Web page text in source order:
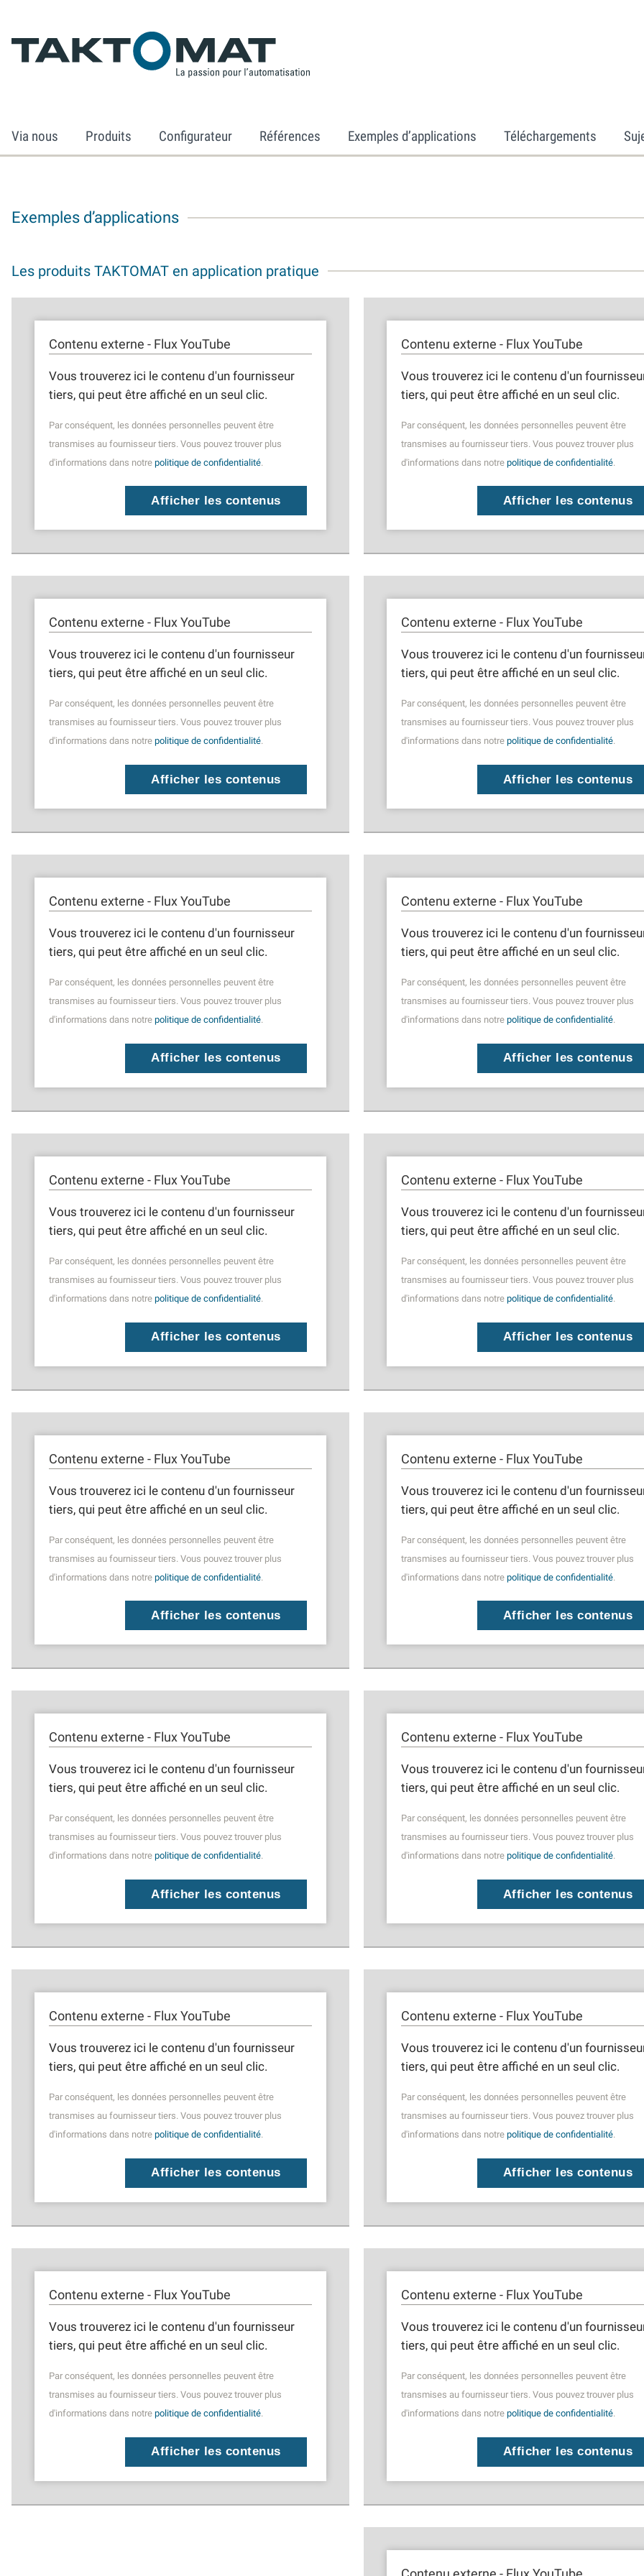
Via nous Produits Configurateur Références Exemples d’applications Téléchargements
Exemples d’applications
Les produits TAKTOMAT en application pratique
Contenu externe - Flux YouTube
Vous trouverez ici le contenu d'un fournisseur
tiers, qui peut être affiché en un seul clic.
Par conséquent, les données personnelles peuvent être
transmises au fournisseur tiers. Vous pouvez trouver plus
d'informations dans notre politique de confidentialité.
Afficher les contenus
Contenu externe - Flux YouTube
Vous trouverez ici le contenu d'un fournisseur
tiers, qui peut être affiché en un seul clic.
Par conséquent, les données personnelles peuvent être
transmises au fournisseur tiers. Vous pouvez trouver plus
d'informations dans notre politique de confidentialité.
Afficher les contenus
Contenu externe - Flux YouTube
Vous trouverez ici le contenu d'un fournisseur
tiers, qui peut être affiché en un seul clic.
Par conséquent, les données personnelles peuvent être
transmises au fournisseur tiers. Vous pouvez trouver plus
d'informations dans notre politique de confidentialité.
Afficher les contenus
Contenu externe - Flux YouTube
Vous trouverez ici le contenu d'un fournisseur
tiers, qui peut être affiché en un seul clic.
Par conséquent, les données personnelles peuvent être
transmises au fournisseur tiers. Vous pouvez trouver plus
d'informations dans notre politique de confidentialité.
Afficher les contenus
Contenu externe - Flux YouTube
Vous trouverez ici le contenu d'un fournisseur
tiers, qui peut être affiché en un seul clic.
Par conséquent, les données personnelles peuvent être
transmises au fournisseur tiers. Vous pouvez trouver plus
d'informations dans notre politique de confidentialité.
Afficher les contenus
Contenu externe - Flux YouTube
Vous trouverez ici le contenu d'un fournisseur
tiers, qui peut être affiché en un seul clic.
Par conséquent, les données personnelles peuvent être
transmises au fournisseur tiers. Vous pouvez trouver plus
d'informations dans notre politique de confidentialité.
Afficher les contenus
Contenu externe - Flux YouTube
Vous trouverez ici le contenu d'un fournisseur
tiers, qui peut être affiché en un seul clic.
Par conséquent, les données personnelles peuvent être
transmises au fournisseur tiers. Vous pouvez trouver plus
d'informations dans notre politique de confidentialité.
Afficher les contenus
Contenu externe - Flux YouTube
Vous trouverez ici le contenu d'un fournisseur
tiers, qui peut être affiché en un seul clic.
Par conséquent, les données personnelles peuvent être
transmises au fournisseur tiers. Vous pouvez trouver plus
d'informations dans notre politique de confidentialité.
Afficher les contenus
Contenu externe - Flux YouTube
Vous trouverez ici le contenu d'un
tiers, qui peut être affiché en un seul clic.
Par conséquent, les données personnelles peuvent être
transmises au fournisseur tiers. Vous pouvez trouver plus
d'informations dans notre politique de confidentialité.
Afficher les contenus
Contenu externe - Flux YouTube
Vous trouverez ici le contenu d'un
tiers, qui peut être affiché en un seul clic.
Par conséquent, les données personnelles peuvent être
transmises au fournisseur tiers. Vous pouvez trouver plus
d'informations dans notre politique de confidentialité.
Afficher les contenus
Contenu externe - Flux YouTube
Vous trouverez ici le contenu d'un
tiers, qui peut être affiché en un seul clic.
Par conséquent, les données personnelles peuvent être
transmises au fournisseur tiers. Vous pouvez trouver plus
d'informations dans notre politique de confidentialité.
Afficher les contenus
Contenu externe - Flux YouTube
Vous trouverez ici le contenu d'un
tiers, qui peut être affiché en un seul clic.
Par conséquent, les données personnelles peuvent être
transmises au fournisseur tiers. Vous pouvez trouver plus
d'informations dans notre politique de confidentialité.
Afficher les contenus
Contenu externe - Flux YouTube
Vous trouverez ici le contenu d'un
tiers, qui peut être affiché en un seul clic.
Par conséquent, les données personnelles peuvent être
transmises au fournisseur tiers. Vous pouvez trouver plus
d'informations dans notre politique de confidentialité.
Afficher les contenus
Contenu externe - Flux YouTube
Vous trouverez ici le contenu d'un
tiers, qui peut être affiché en un seul clic.
Par conséquent, les données personnelles peuvent être
transmises au fournisseur tiers. Vous pouvez trouver plus
d'informations dans notre politique de confidentialité.
Afficher les contenus
Contenu externe - Flux YouTube
Vous trouverez ici le contenu d'un
tiers, qui peut être affiché en un seul clic.
Par conséquent, les données personnelles peuvent être
transmises au fournisseur tiers. Vous pouvez trouver plus
d'informations dans notre politique de confidentialité.
Afficher les contenus
Contenu externe - Flux YouTube
Vous trouverez ici le contenu d'un
tiers, qui peut être affiché en un seul clic.
Par conséquent, les données personnelles peuvent être
transmises au fournisseur tiers. Vous pouvez trouver plus
d'informations dans notre politique de confidentialité.
Afficher les contenus